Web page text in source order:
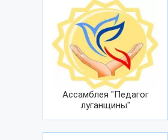
Ассамблея "Педагог
луганщины"